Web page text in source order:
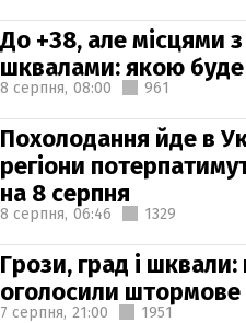
До +38, але місцями
шквалами: якою буде
8 серпня, 08:00 961
Похолодання йде в
регіони
на 8 серпня
8 серпня, 06:46 1329
Грози, град і шквали:
оголосили
7 серпня, 21:00 1951